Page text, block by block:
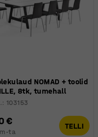
NOMAD + toolid
8tk, tumehall
:103153
€
ta
TELLI